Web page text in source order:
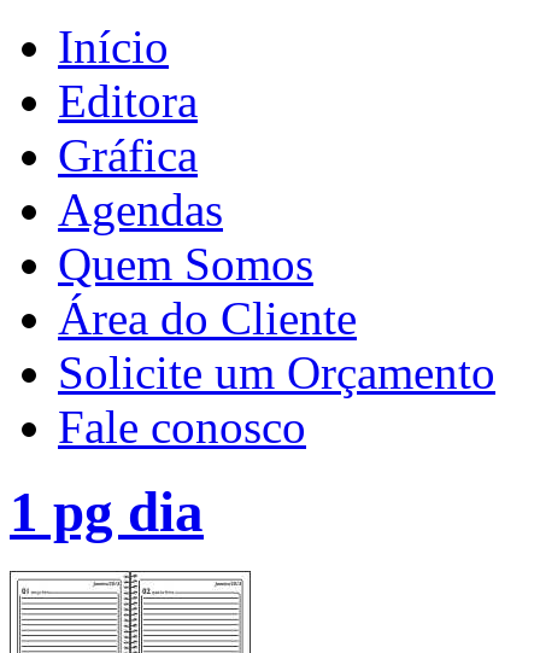
Início
Editora
Gráfica
Agendas
Quem Somos
Área do Cliente
Solicite um Orçamento
Fale conosco
1 pg dia